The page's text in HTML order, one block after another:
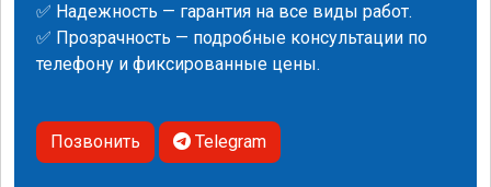
✅ Надежность — гарантия на все виды работ.
✅ Прозрачность — подробные консультации по
телефону и фиксированные цены.
Позвонить Telegram